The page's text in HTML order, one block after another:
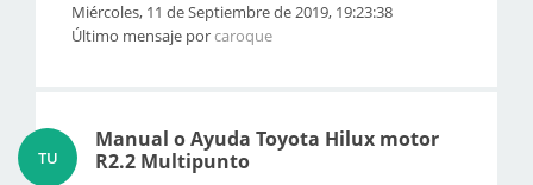
Miércoles, 11 de Septiembre de 2019, 19:23:38
Último mensaje porcaroque
TU
Manual o Ayuda Toyota Hilux motor
R2.2 Multipunto